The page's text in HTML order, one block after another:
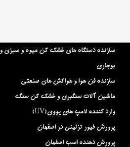
سازنده دستگاه های خشک کن میوه و سبزی و
بوجاری
سازنده فن هوا و هواکش های صنعتی
ماشین آلات سنگبری و خشک کن سنگ
وارد کننده لامپ های یووی(UV)
پرورش طیور تزئینی در اصفهان
پرورش دهنده اسب اصفهان